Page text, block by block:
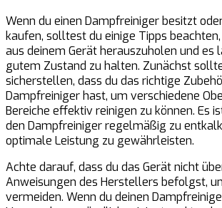
Wenn du einen Dampfreiniger besitzt
kaufen, solltest du einige Tipps
aus deinem Gerät herauszuholen und es
gutem Zustand zu halten. Zunächst
sicherstellen, dass du das richtige
Dampfreiniger hast, um verschiedene
Bereiche effektiv reinigen zu können. Es
den Dampfreiniger regelmäßig zu
optimale Leistung zu gewährleisten.
Achte darauf, dass du das Gerät nicht
Anweisungen des Herstellers befolgst,
vermeiden. Wenn du deinen